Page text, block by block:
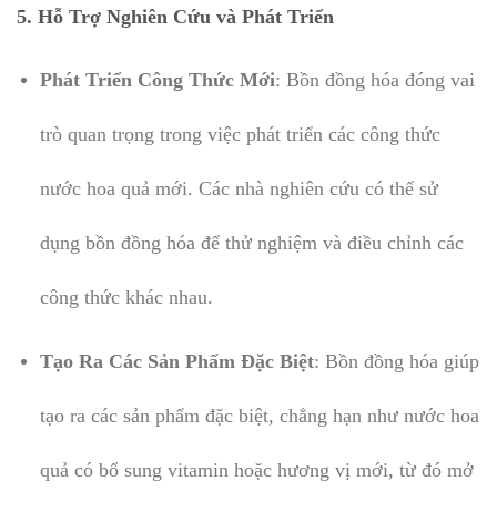
5. Hỗ Trợ Nghiên Cứu và Phát Triển
Phát Triển Công Thức Mới: Bồn đồng hóa đóng vai
trò quan trọng trong việc phát triển các công thức
nước hoa quả mới. Các nhà nghiên cứu có thể sử
dụng bồn đồng hóa để thử nghiệm và điều chỉnh các
công thức khác nhau.
Tạo Ra Các Sản Phẩm Đặc Biệt: Bồn đồng hóa giúp
tạo ra các sản phẩm đặc biệt, chẳng hạn như nước hoa
quả có bổ sung vitamin hoặc hương vị mới, từ đó mở